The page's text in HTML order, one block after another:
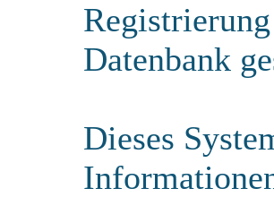
Datenbank
Dieses